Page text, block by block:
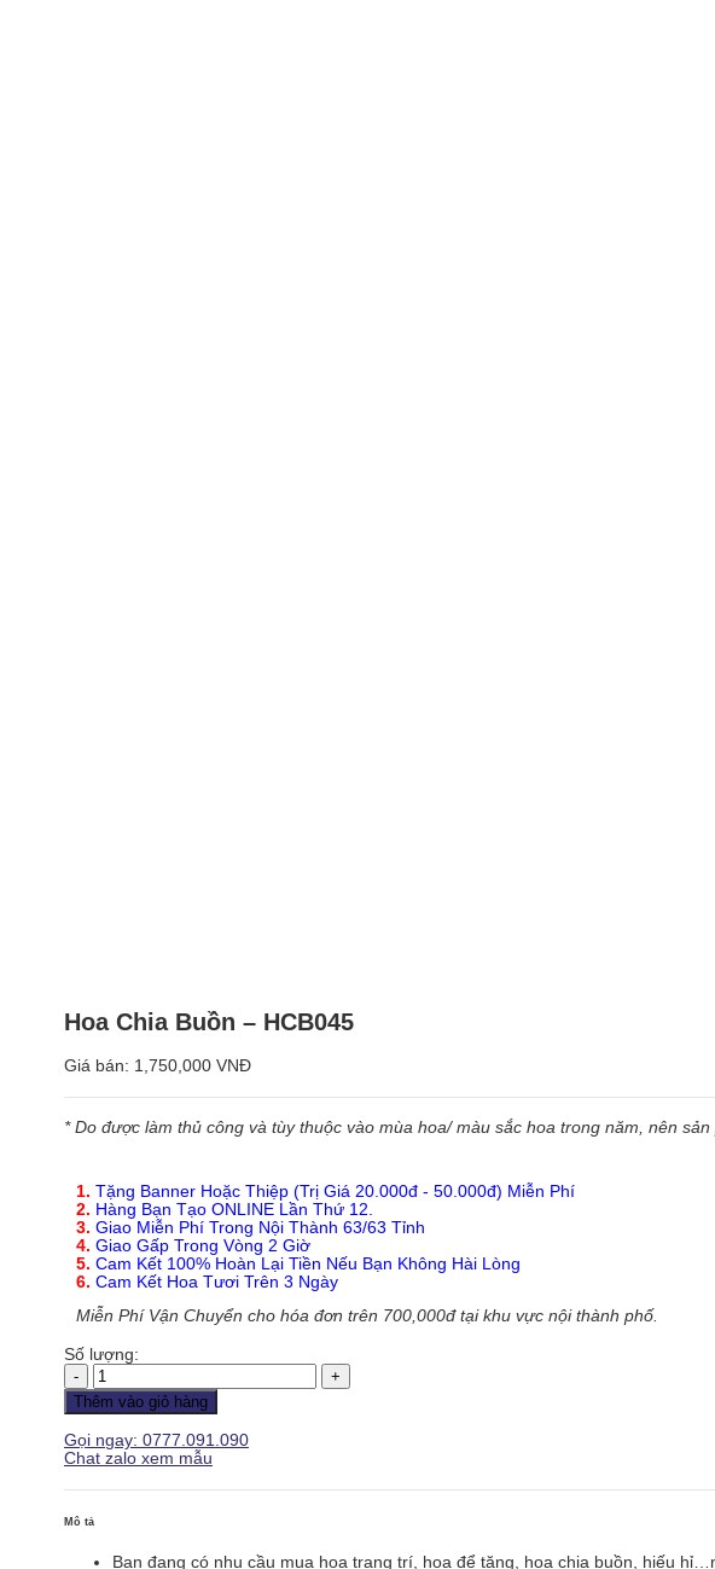
Hoa Chia Buồn – HCB045
Giá bán: 1,750,000 VNĐ
* Do được làm thủ công và tùy thuộc vào mùa hoa/ màu sắc hoa trong năm, nên
1. Tặng Banner Hoặc Thiệp (Trị Giá 20.000đ - 50.000đ) Miễn Phí
2. Hàng Bạn Tạo ONLINE Lần Thứ 12.
3. Giao Miễn Phí Trong Nội Thành 63/63 Tỉnh
4. Giao Gấp Trong Vòng 2 Giờ
5. Cam Kết 100% Hoàn Lại Tiền Nếu Bạn Không Hài Lòng
6. Cam Kết Hoa Tươi Trên 3 Ngày
Miễn Phí Vận Chuyển cho hóa đơn trên 700,000đ tại khu vực nội thành phố.
Số lượng:
Hoa
Chia
Buồn
HCB045
số
Thêm vào giỏ hàng
Gọi ngay: 0777.091.090
Chat zalo xem mẫu
Mô tả
Bạn đang có nhu cầu mua hoa trang trí, hoa để tặng, hoa chia buồn, hiếu